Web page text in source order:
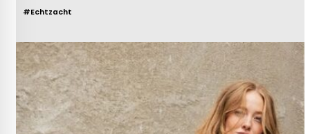
#Echtzacht